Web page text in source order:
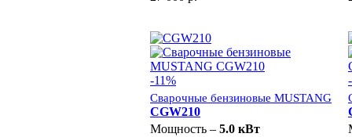
-11%
Сварочные бензиновые MUSTANG
CGW210
Мощность – 5.0 кВт